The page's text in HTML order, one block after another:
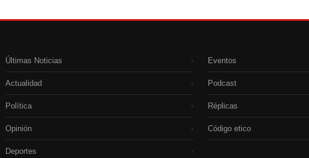
Últimas Noticias ›
Actualidad ›
Política ›
Opinión ›
Deportes ›
Eventos
Podcast
Réplicas
Código etico